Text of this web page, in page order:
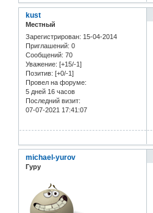
kust
Местный
Зарегистрирован: 15-04-2014
Приглашений: 0
Сообщений: 70
Уважение: [+15/-1]
Позитив: [+0/-1]
Провел на форуме:
5 дней 16 часов
Последний визит:
07-07-2021 17:41:07
michael-yurov
Гуру